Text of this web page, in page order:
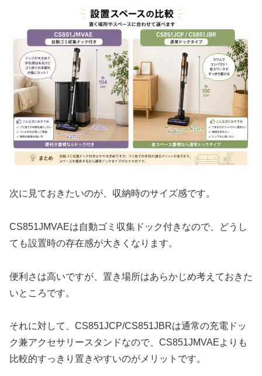
次に見ておきたいのが、収納時のサイズ感です。
CS851JMVAEは自動ゴミ収集ドック付きなので、どうし
ても設置時の存在感が大きくなります。
便利さは高いですが、置き場所はあらかじめ考えておきた
いところです。
それに対して、CS851JCP/CS851JBRは通常の充電ドッ
ク兼アクセサリースタンドなので、CS851JMVAEよりも
比較的すっきり置きやすいのがメリットです。